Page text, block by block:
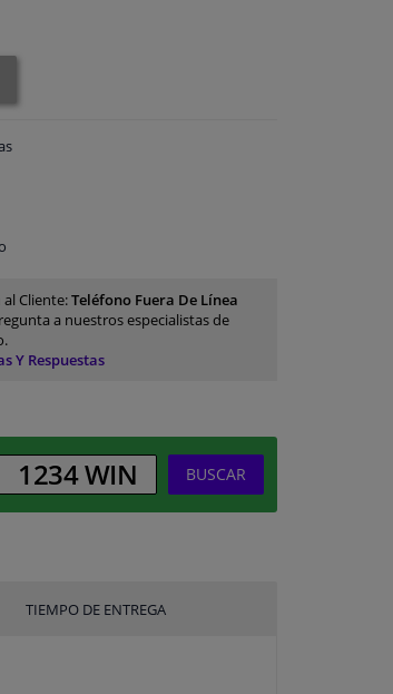
Cliente:Teléfono Fuera De Línea
a nuestros especialistas de
Y Respuestas
BUSCAR
TIEMPO DE ENTREGA